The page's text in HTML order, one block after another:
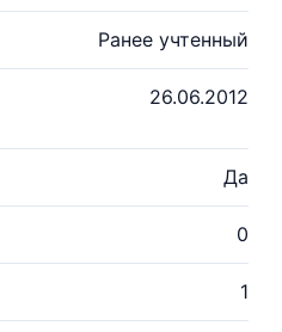
Ранее учтенный
26.06.2012
Да
0
1